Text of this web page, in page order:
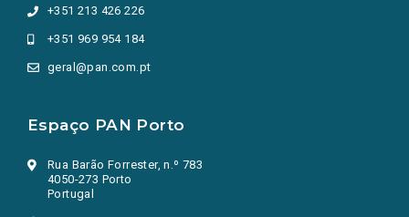
+351 213 426 226
+351 969 954 184
geral@pan.com.pt
Espaço PAN Porto
Rua Barão Forrester, n.º 783
4050-273 Porto
Portugal